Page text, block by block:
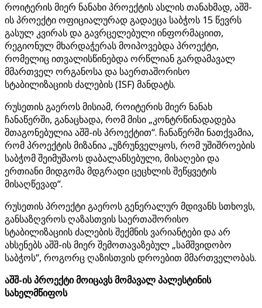
როიტერის მიერ ნანახი პროექტის ასლის თანახმად, აშშ-
ის პროექტი ოფიციალურად გადაეცა საბჭოს 15 წევრს
გასულ კვირას და გავრცელებული ინფორმაციით,
რეგიონულ მხარდაჭერას მოიპოვებდა პროექტი,
რომელიც ითვალისწინებდა ორწლიან გარდამავალ
მმართველ ორგანოსა და საერთაშორისო
სტაბილიზაციის ძალების (ISF) მანდატს.
რუსეთის გაეროს მისიამ, როიტერის მიერ ნანახ
ჩანაწერში, განაცხადა, რომ მისი „კონტრწინადადება
შთაგონებულია აშშ-ის პროექტით“. ჩანაწერში ნათქვამია,
რომ პროექტის მიზანია „უზრუნველყოს, რომ უშიშროების
საბჭომ შეიმუშაოს დაბალანსებული, მისაღები და
ერთიანი მიდგომა მდგრადი ცეცხლის შეწყვეტის
მისაღწევად“.
რუსეთის პროექტი გაეროს გენერალურ მდივანს სთხოვს,
განსაზღვროს ღაზასთვის საერთაშორისო
სტაბილიზაციის ძალების შექმნის ვარიანტები და არ
ახსენებს აშშ-ის მიერ შემოთავაზებულ „სამშვიდობო
საბჭოს“, როგორც ღაზისთვის დროებით მმართველობას.
აშშ-ის პროექტი მოიცავს მომავალ პალესტინის
სახელმწიფოს